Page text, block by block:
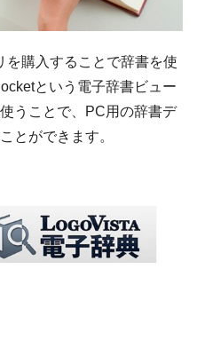
を購入することで辞書を使
という電子辞書ビュー
うことで、PC用の辞書デ
とができます。